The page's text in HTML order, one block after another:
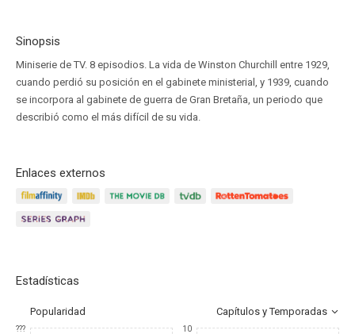
Sinopsis
Miniserie de TV. 8 episodios. La vida de Winston Churchill entre 1929,
cuando perdió su posición en el gabinete ministerial, y 1939, cuando
se incorpora al gabinete de guerra de Gran Bretaña, un periodo que
describió como el más difícil de su vida.
Enlaces externos
Estadísticas
Popularidad Capítulos y Temporadas
??? 10